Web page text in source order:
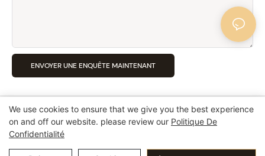
ENVOYER UNE ENQUÊTE MAINTENANT
We use cookies to ensure that we give you the best experience
on and off our website. please review our Politique De
Confidentialité